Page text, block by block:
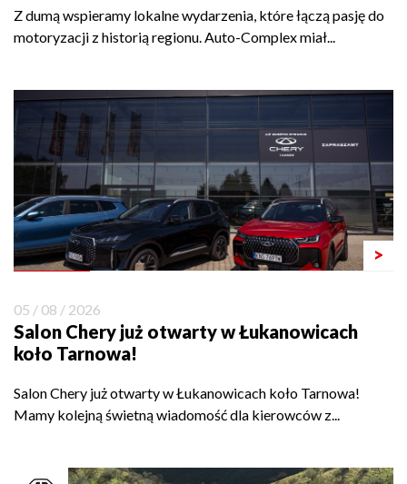
Z dumą wspieramy lokalne wydarzenia, które łączą pasję do
motoryzacji z historią regionu. Auto-Complex miał...
>
05 / 08 / 2026
Salon Chery już otwarty w Łukanowicach
koło Tarnowa!
Salon Chery już otwarty w Łukanowicach koło Tarnowa!
Mamy kolejną świetną wiadomość dla kierowców z...